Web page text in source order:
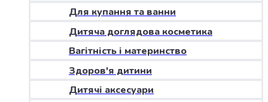
і
азійський
алкоголь
Слабоалкогольні
напої
Сидри
Для купання та ванни
Дитяча доглядова косметика
Вагітність і материнство
Здоров'я дитини
Дитячі аксесуари